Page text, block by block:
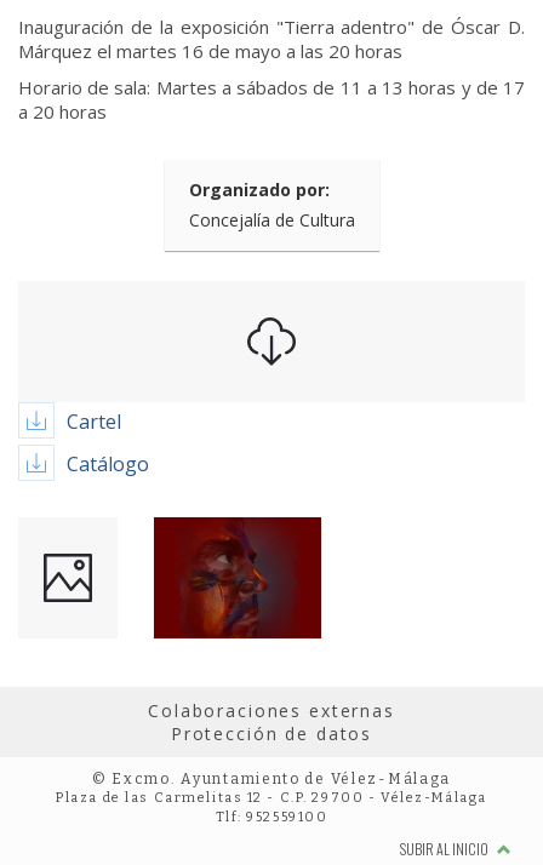
Inauguración de la exposición "Tierra adentro" de Óscar D.
Márquez el martes 16 de mayo a las 20 horas
Horario de sala: Martes a sábados de 11 a 13 horas y de 17
a 20 horas
Organizado por:
Concejalía de Cultura
Cartel
Catálogo
Colaboraciones externas
Protección de datos
© Excmo. Ayuntamiento de Vélez-Málaga
Plaza de las Carmelitas 12 - C.P. 29700 - Vélez-Málaga
Tlf: 952559100
SUBIR AL INICIO